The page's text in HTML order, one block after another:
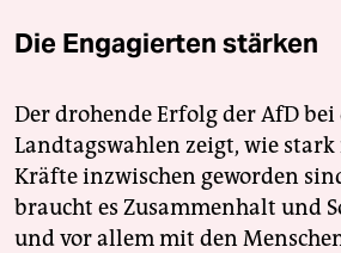
Die Engagierten stärken
Der drohende Erfolg der AfD
Landtagswahlen zeigt, wie
Kräfte inzwischen geworden
braucht es Zusammenhalt und
und vor allem mit den